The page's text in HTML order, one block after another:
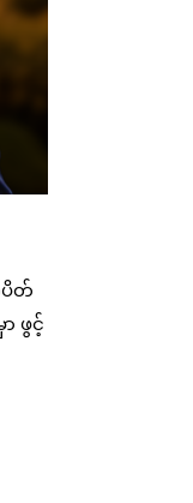
ပိတ်
ဖွင့်